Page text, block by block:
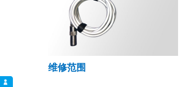
配件展示
联系我们
维修范围